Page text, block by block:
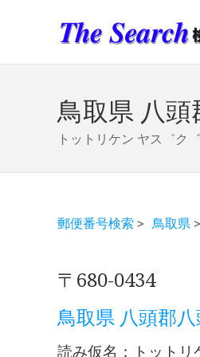
鳥取県 八
トットリケン ヤス゛ク
郵便番号検索 > 鳥取県 >
〒680-0434
鳥取県 八頭郡
読み仮名：トットリ